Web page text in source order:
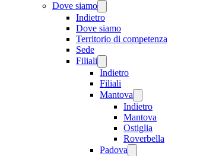
Dove siamo
Indietro
Dove siamo
Territorio di competenza
Sede
Filiali
Indietro
Filiali
Mantova
Indietro
Mantova
Ostiglia
Roverbella
Padova